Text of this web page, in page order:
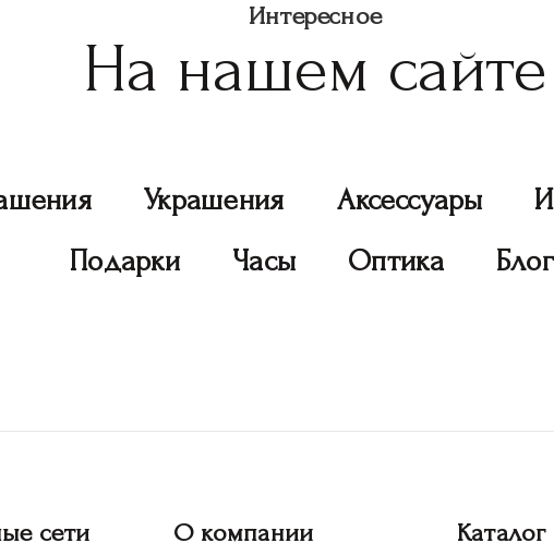
Интересное
На нашем сайте
Украшения Аксессуары
Подарки
Часы Оптика Блог
сети О компании Каталог